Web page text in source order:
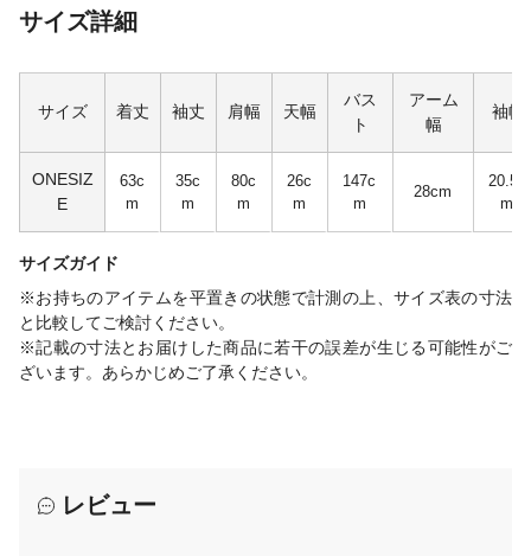
サイズ詳細
サイズ 着丈 袖丈 肩幅 天幅
バス
ト
アーム
幅
袖幅
ONESIZ
E
63c
m
35c
m
80c
m
26c
m
147c
m
28cm
20.5c
m
サイズガイド
※お持ちのアイテムを平置きの状態で計測の上、サイズ表の寸法
と比較してご検討ください。
※記載の寸法とお届けした商品に若干の誤差が生じる可能性がご
ざいます。あらかじめご了承ください。
レビュー